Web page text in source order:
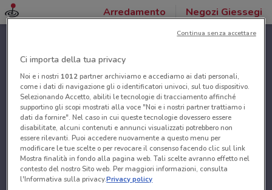
Arredamento Negozi Giessegi
Ci importa della tua privacy
Noi e i nostri 1012partner archiviamo e accediamo ai dati personali,
come i dati di navigazione gli o identificatori univoci, sul tuo dispositivo.
Selezionando Accetto, abiliti le tecnologie di tracciamento affinché
supportino gli scopi mostrati alla voce "Noi e i nostri partner trattiamo i
dati da fornire". Nel caso in cui queste tecnologie dovessero essere
disabilitate, alcuni contenuti e annunci visualizzati potrebbero non
essere rilevanti. Puoi accedere nuovamente a questo menu per
modificare le tue scelte o per revocare il consenso facendo clic sul link
Mostra finalità in fondo alla pagina web. Tali scelte avranno effetto nel
contesto del nostro Sito web. Per maggiori informazioni, consulta
l'Informativa sulla privacy.Privacy policy
Continua senza accettare